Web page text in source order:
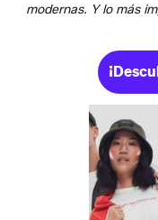
modernas. Y lo más